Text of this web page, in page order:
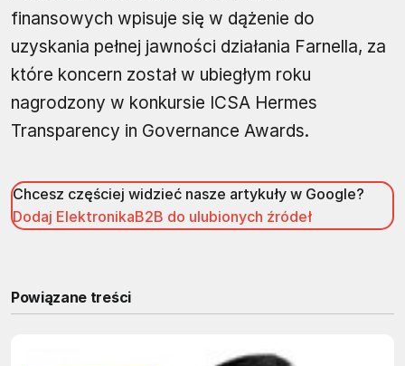
finansowych wpisuje się w dążenie do
uzyskania pełnej jawności działania Farnella, za
które koncern został w ubiegłym roku
nagrodzony w konkursie ICSA Hermes
Transparency in Governance Awards.
Chcesz częściej widzieć nasze artykuły w Google?
Dodaj ElektronikaB2B do ulubionych źródeł
Powiązane treści